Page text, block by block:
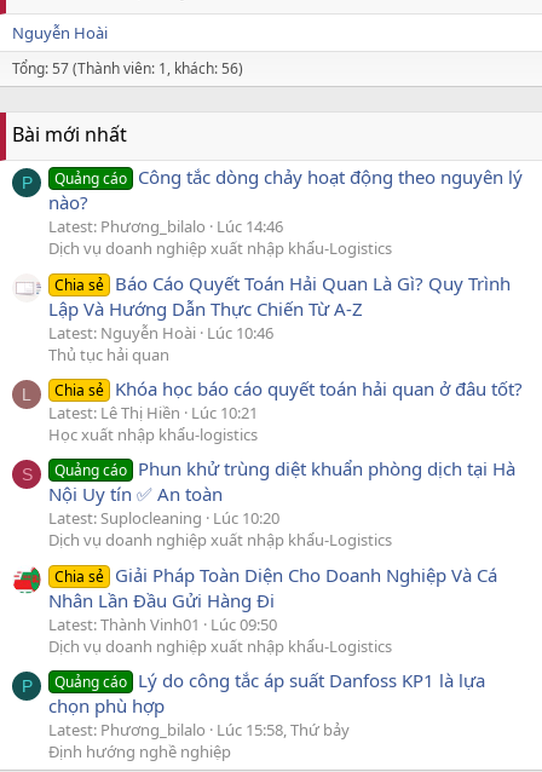
Nguyễn Hoài
Tổng: 57 (Thành viên: 1, khách: 56)
Bài mới nhất
P Quảng cáo Công tắc dòng chảy hoạt động theo nguyên lý
nào?
Latest: Phương_bilalo
Lúc 14:46
Dịch vụ doanh nghiệp xuất nhập khẩu-Logistics
Chia sẻ Báo Cáo Quyết Toán Hải Quan Là Gì? Quy Trình
Lập Và Hướng Dẫn Thực Chiến Từ A-Z
Latest: Nguyễn Hoài Lúc 10:46
Thủ tục hải quan
L Chia sẻ Khóa học báo cáo quyết toán hải quan ở đâu tốt?
Latest: Lê Thị Hiền
Lúc 10:21
Học xuất nhập khẩu-logistics
S Quảng cáo Phun khử trùng diệt khuẩn phòng dịch tại Hà
Nội Uy tín ✅ An toàn
Latest: Suplocleaning
Lúc 10:20
Dịch vụ doanh nghiệp xuất nhập khẩu-Logistics
Chia sẻ Giải Pháp Toàn Diện Cho Doanh Nghiệp Và Cá
Nhân Lần Đầu Gửi Hàng Đi
Latest: Thành Vinh01
Lúc 09:50
Dịch vụ doanh nghiệp xuất nhập khẩu-Logistics
P Quảng cáo Lý do công tắc áp suất Danfoss KP1 là lựa
chọn phù hợp
Latest: Phương_bilalo
Lúc 15:58, Thứ bảy
Định hướng nghề nghiệp